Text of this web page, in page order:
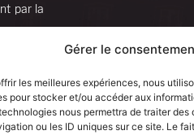
Gérer le
les meilleures expériences, nous
pour stocker et/ou accéder aux
nous permettra de traiter
ou les ID uniques sur ce site. Le
par la